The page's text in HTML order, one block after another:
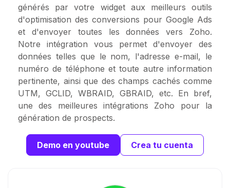
générés par votre widget aux meilleurs outils
d'optimisation des conversions pour Google Ads
et d'envoyer toutes les données vers Zoho.
Notre intégration vous permet d'envoyer des
données telles que le nom, l'adresse e-mail, le
numéro de téléphone et toute autre information
pertinente, ainsi que des champs cachés comme
UTM, GCLID, WBRAID, GBRAID, etc. En bref,
une des meilleures intégrations Zoho pour la
génération de prospects.
Demo en youtube Crea tu cuenta